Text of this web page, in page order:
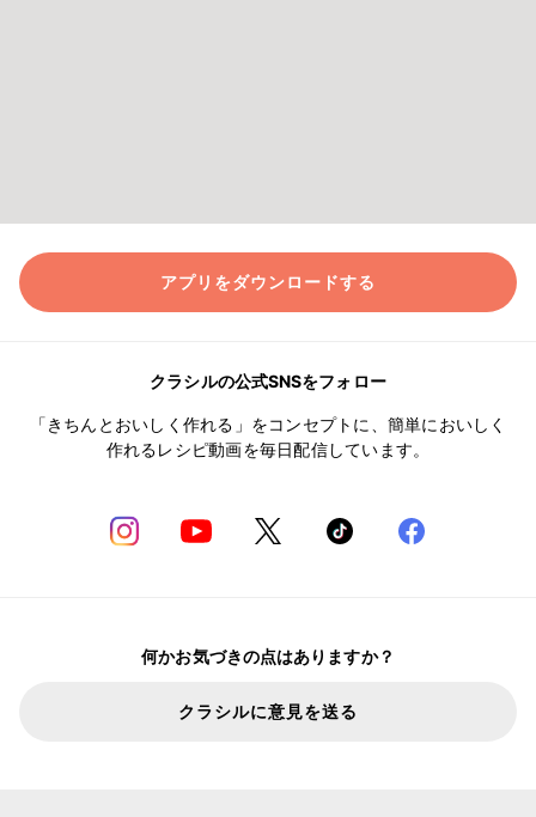
アプリをダウンロードする
クラシルの公式SNSをフォロー
「きちんとおいしく作れる」をコンセプトに、簡単においしく
作れるレシピ動画を毎日配信しています。
何かお気づきの点はありますか？
クラシルに意見を送る